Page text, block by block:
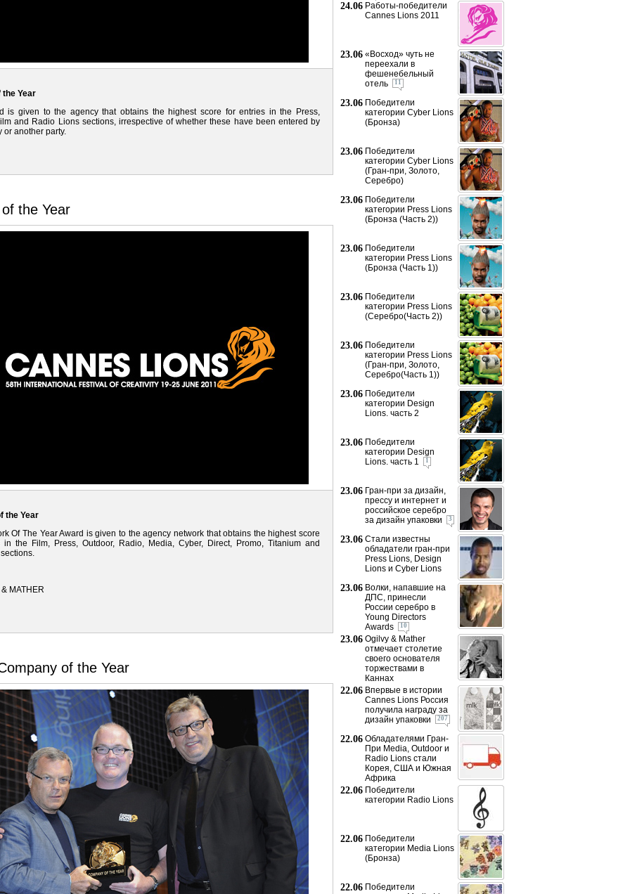
the Year
is given to the agency that obtains the highest score for entries in the Press,
and Radio Lions sections, irrespective of whether these have been entered by
or another party.
the Year
the Year
Of The Year Award is given to the agency network that obtains the highest score
in the Film, Press, Outdoor, Radio, Media, Cyber, Direct, Promo, Titanium and
MATHER
of the Year
24.06 Работы-победители
Cannes Lions 2011
23.06 «Восход» чуть не
переехали в
фешенебельный
отель
11
23.06 Победители
категории Cyber Lions
(Бронза)
23.06 Победители
категории Cyber Lions
(Гран-при, Золото,
Серебро)
23.06 Победители
категории Press Lions
(Бронза (Часть 2))
23.06 Победители
категории Press Lions
(Бронза (Часть 1))
23.06 Победители
категории Press Lions
(Серебро(Часть 2))
23.06 Победители
категории Press Lions
(Гран-при, Золото,
Серебро(Часть 1))
23.06 Победители
категории Design
Lions. часть 2
23.06 Победители
категории Design
Lions. часть 1
1
23.06 Гран-при за дизайн,
прессу и интернет и
российское серебро
за дизайн упаковки
3
23.06 Стали известны
обладатели гран-при
Press Lions, Design
Lions и Cyber Lions
23.06 Волки, напавшие на
ДПС, принесли
России серебро в
Young Directors
Awards
10
23.06 Ogilvy & Mather
отмечает столетие
своего основателя
торжествами в
Каннах
22.06 Впервые в истории
Cannes Lions Россия
получила награду за
дизайн упаковки
207
22.06 Обладателями Гран-
При Media, Outdoor и
Radio Lions стали
Корея, США и Южная
Африка
22.06 Победители
категории Radio Lions
22.06 Победители
категории Media Lions
(Бронза)
22.06 Победители